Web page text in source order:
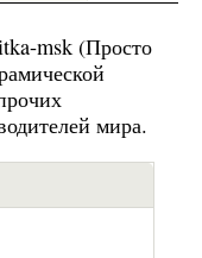
msk (Просто
мира.